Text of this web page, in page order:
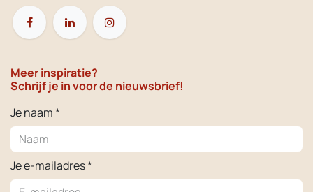
Meer inspiratie?
Schrijf je in voor de nieuwsbrief!
Je naam *
Je e-mailadres *